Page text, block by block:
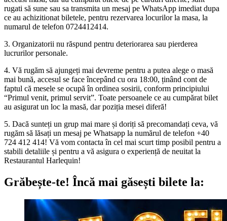
rugati să sune sau sa transmita un mesaj pe WhatsApp imediat dupa
ce au achizitionat biletele, pentru rezervarea locurilor la masa, la
numarul de telefon 0724412414.
3. Organizatorii nu răspund pentru deteriorarea sau pierderea
lucrurilor personale.
4. Vă rugăm să ajungeți mai devreme pentru a putea alege o masă
mai bună, accesul se face începând cu ora 18:00, ținând cont de
faptul că mesele se ocupă în ordinea sosirii, conform principiului
“Primul venit, primul servit”. Toate persoanele ce au cumpărat bilet
au asigurat un loc la masă, dar poziția mesei diferă!
5. Dacă sunteți un grup mai mare și doriți să precomandați ceva, vă
rugăm să lăsați un mesaj pe Whatsapp la numărul de telefon +40
724 412 414! Vă vom contacta în cel mai scurt timp posibil pentru a
stabili detaliile și pentru a vă asigura o experiență de neuitat la
Restaurantul Harlequin!
Grăbește-te! Încă mai găsești bilete la: